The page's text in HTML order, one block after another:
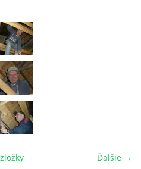
eStránky.sk
Ďalšie →